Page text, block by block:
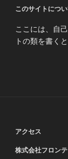
このサイトにつ
ここには、自
トの類を書く
アクセス
株式会社フロン